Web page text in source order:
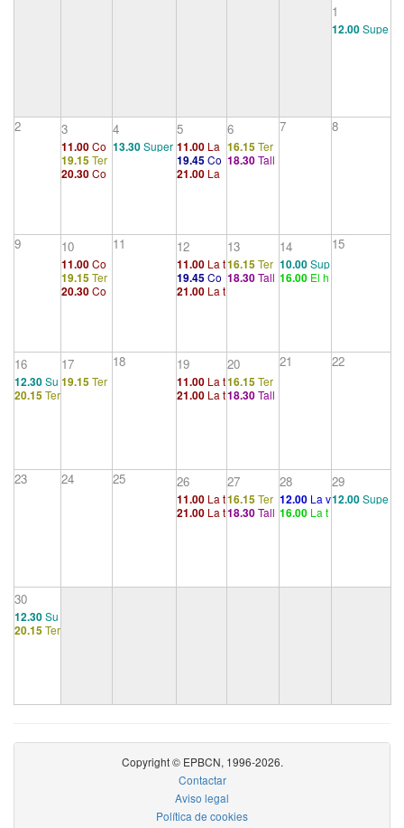
1
12.00Supe
2 3
11.00Co
nstruccion
es en el a
19.15Ter
apéutico
20.30Co
2)
4
13.30Super
5
11.00 La
angustia
19.45Co
nferencia
ción de sí
ntoma
21.00 La
6
16.15Ter
apéutico 1
18.30Tall
7 8
9 10
11.00Co
nstruccion
es en el a
19.15Ter
apéutico
20.30Co
2)
11 12
11.00 La t
eoría de l
a libido y
19.45Co
nferencia
ún
21.00 La t
mo
13
16.15Ter
apéutico 1
18.30Tall
14
10.00Sup
ervisión gr
16.00 El h
15
16
12.30Su
pervisión
20.15Ter
17
19.15Ter
18 19
11.00 La t
ransferen
21.00 La t
20
16.15Ter
apéutico 1
18.30Tall
21 22
23 24 25 26
11.00 La t
erapia an
21.00 La t
27
16.15Ter
apéutico 1
18.30Tall
28
12.00 La v
ida auténti
16.00 La t
29
12.00Supe
30
12.30Su
pervisión
20.15Ter
Copyright © EPBCN, 1996-2026.
Contactar
Aviso legal
Política de cookies